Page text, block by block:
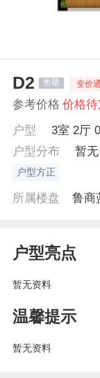
D2 售罄 变价
参考价格 价格待
户型
3室 2厅
户型分布
暂
户型方正
所属楼盘 鲁商
户型亮点
暂无资料
温馨提示
暂无资料